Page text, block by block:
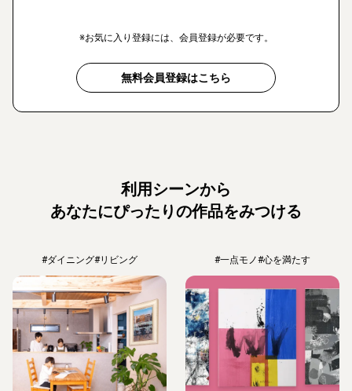
※お気に入り登録には、会員登録が必要です。
無料会員登録はこちら
利用シーンから
あなたにぴったりの作品をみつける
#ダイニング#リビング #一点モノ#心を満たす